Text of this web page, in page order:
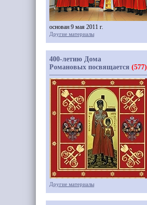
основан 9 мая 2011 г.
Другие материалы
400-летию Дома
Романовых посвящается (577)
Другие материалы